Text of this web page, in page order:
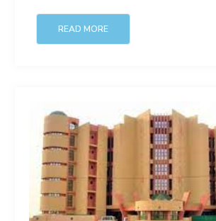
READ MORE